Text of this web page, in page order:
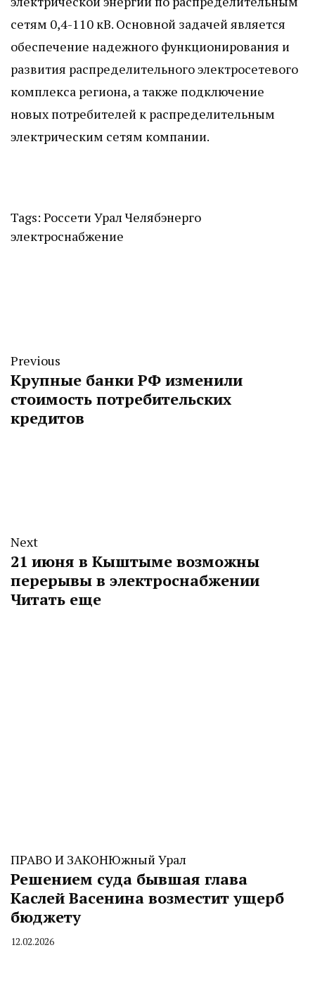
сетям 0,4-110 кВ. Основной задачей является
обеспечение надежного функционирования и
развития распределительного электросетевого
комплекса региона, а также подключение
новых потребителей к распределительным
электрическим сетям компании.
Tags: Россети Урал Челябэнерго
электроснабжение
Previous
Крупные банки РФ изменили
стоимость потребительских
кредитов
Next
21 июня в Кыштыме возможны
перерывы в электроснабжении
Читать еще
ПРАВО И ЗАКОНЮжный Урал
Решением суда бывшая глава
Каслей Васенина возместит ущерб
бюджету
By
12.02.2026